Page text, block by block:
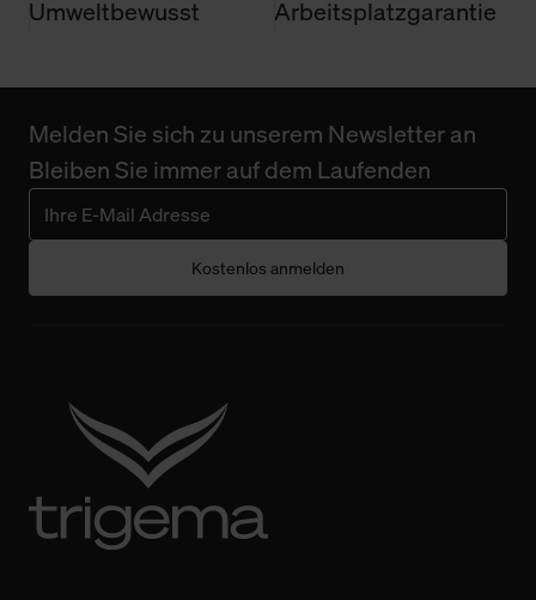
Umweltbewusst Arbeitsplatzgarantie
Melden Sie sich zu unserem Newsletter an
Bleiben Sie immer auf dem Laufenden
Kostenlos anmelden